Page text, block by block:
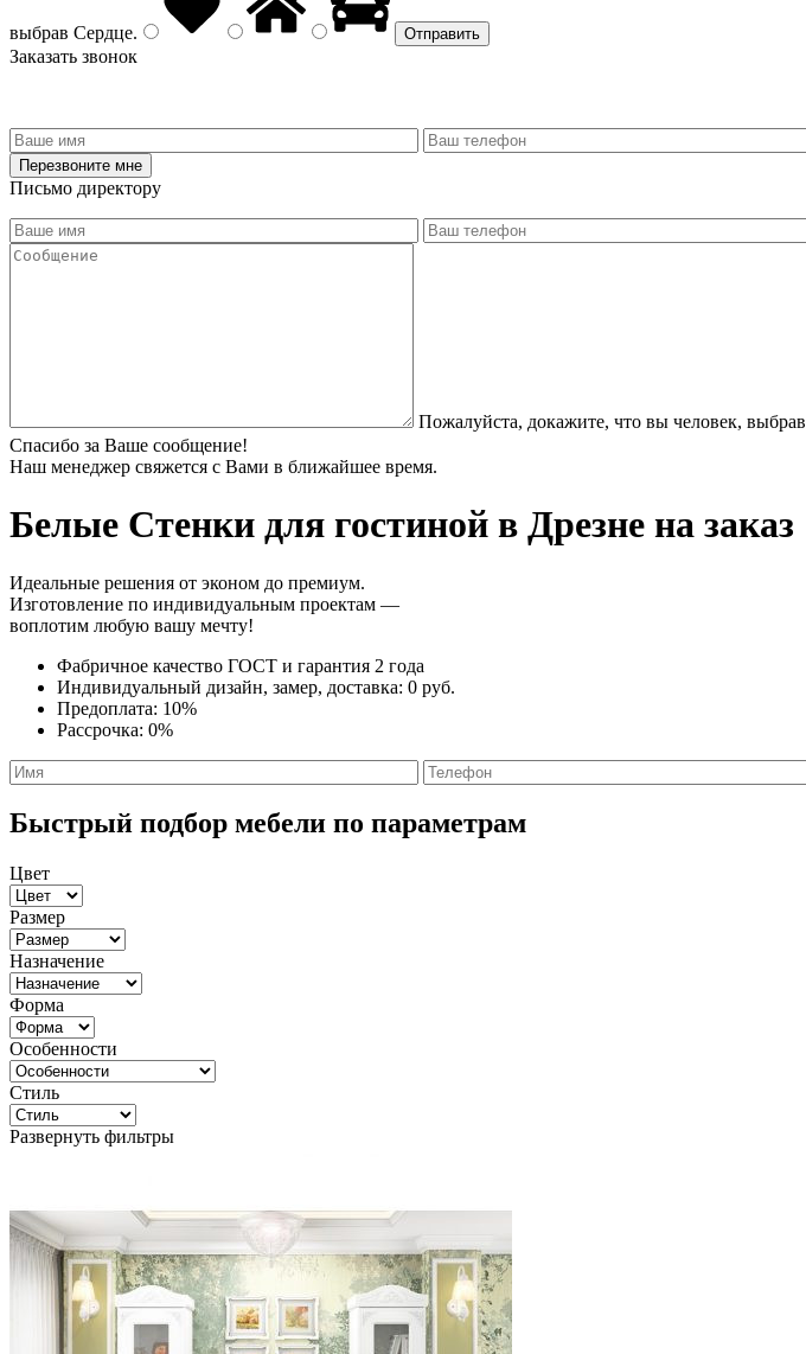
выбрав Сердце.
Заказать звонок
Письмо директору
Пожалуйста, докажите, что вы человек, выбрав
Спасибо за Ваше сообщение!
Наш менеджер свяжется с Вами в ближайшее время.
Белые Стенки для гостиной в Дрезне на заказ
Идеальные решения от эконом до премиум.
Изготовление по индивидуальным проектам —
воплотим любую вашу мечту!
Фабричное качество ГОСТ и гарантия 2 года
Индивидуальный дизайн, замер, доставка: 0 руб.
Предоплата: 10%
Рассрочка: 0%
Быстрый подбор мебели по параметрам
Цвет
Размер
Назначение
Форма
Особенности
Стиль
Развернуть фильтры